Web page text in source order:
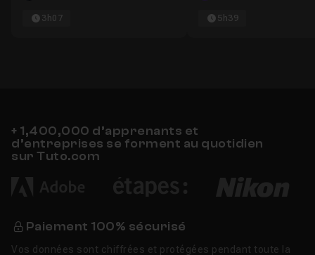
3h07 5h39
+ 1,400,000 d’apprenants et
d’entreprises se forment au quotidien
sur Tuto.com
Paiement 100% sécurisé
Vos données sont chiffrées et protégées pendant toute la